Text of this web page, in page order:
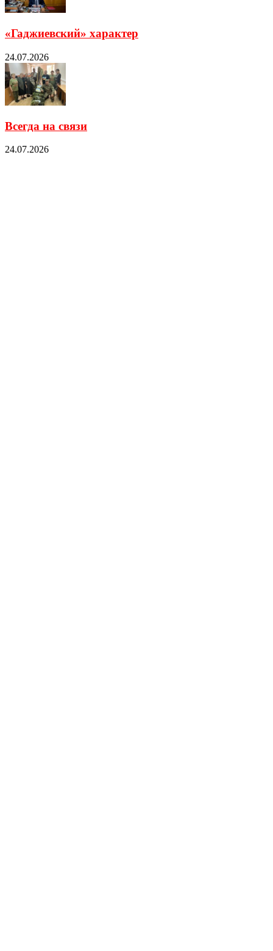
«Гаджиевский» характер
24.07.2026
Всегда на связи
24.07.2026